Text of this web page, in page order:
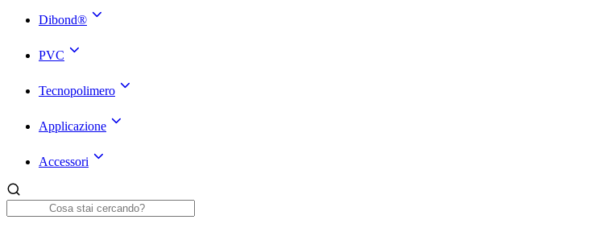
Dibond®
PVC
Tecnopolimero
Applicazione
Accessori